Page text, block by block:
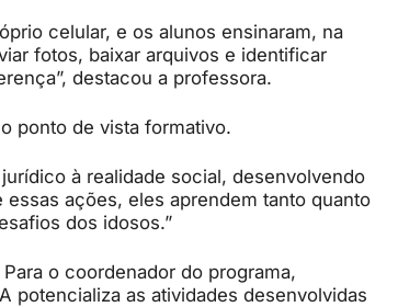
celular, e os alunos ensinaram, na
fotos, baixar arquivos e identificar
destacou a professora.
ponto de vista formativo.
à realidade social, desenvolvendo
ações, eles aprendem tanto quanto
dos idosos.”
o coordenador do programa,
potencializa as atividades desenvolvidas